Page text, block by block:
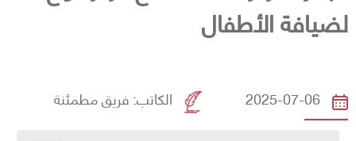
لضيافة الأطفال
2025-07-06 الكاتب:فريق مطمئنة